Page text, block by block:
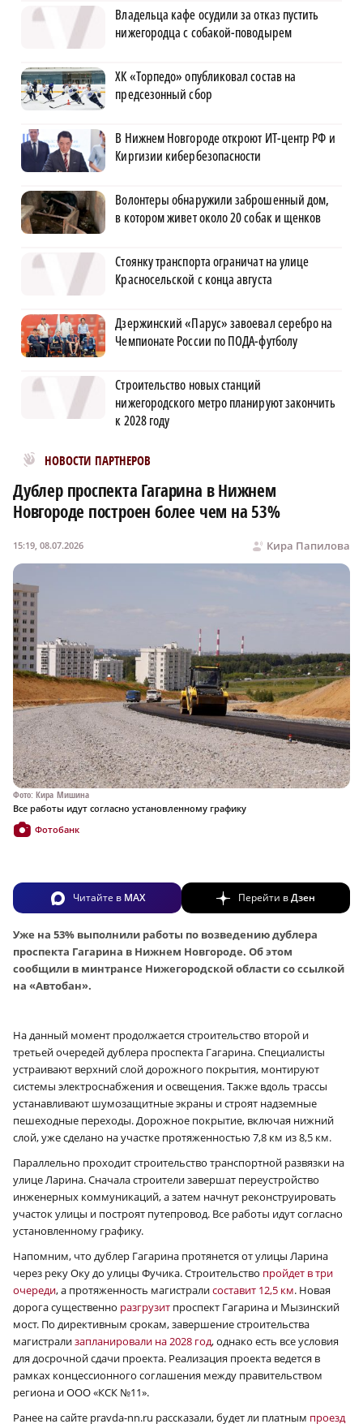
Владельца кафе осудили за отказ пустить
нижегородца с собакой-поводырем
ХК «Торпедо» опубликовал состав на
предсезонный сбор
В Нижнем Новгороде откроют ИТ-центр РФ и
Киргизии кибербезопасности
Волонтеры обнаружили заброшенный дом,
в котором живет около 20 собак и щенков
Стоянку транспорта ограничат на улице
Красносельской с конца августа
Дзержинский «Парус» завоевал серебро на
Чемпионате России по ПОДА-футболу
Строительство новых станций
нижегородского метро планируют закончить
к 2028 году
НОВОСТИ ПАРТНЕРОВ
Новости МирТесен
Дублер проспекта Гагарина в Нижнем
Новгороде построен более чем на 53%
Кира Папилова
15:19, 08.07.2026
Фото: Кира Мишина
Все работы идут согласно установленному графику
Фотобанк
Читайте в MAX Перейти вДзен
Уже на 53% выполнили работы по возведению дублера
проспекта Гагарина в Нижнем Новгороде. Об этом
сообщили в минтрансе Нижегородской области со ссылкой
на «Автобан».
На данный момент продолжается строительство второй и
третьей очередей дублера проспекта Гагарина. Специалисты
устраивают верхний слой дорожного покрытия, монтируют
системы электроснабжения и освещения. Также вдоль трассы
устанавливают шумозащитные экраны и строят надземные
пешеходные переходы. Дорожное покрытие, включая нижний
слой, уже сделано на участке протяженностью 7,8 км из 8,5 км.
Параллельно проходит строительство транспортной развязки на
улице Ларина. Сначала строители завершат переустройство
инженерных коммуникаций, а затем начнут реконструировать
участок улицы и построят путепровод. Все работы идут согласно
установленному графику.
Напомним, что дублер Гагарина протянется от улицы Ларина
через реку Оку до улицы Фучика. Строительство пройдет в три
очереди, а протяженность магистралисоставит 12,5 км. Новая
дорога существенно разгрузит проспект Гагарина и Мызинский
мост. По директивным срокам, завершение строительства
магистрализапланировали на 2028 год, однако есть все условия
для досрочной сдачи проекта. Реализация проекта ведется в
рамках концессионного соглашения между правительством
региона и ООО «КСК №11».
Ранее на сайте pravda-nn.ru рассказали, будет ли платным проезд